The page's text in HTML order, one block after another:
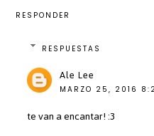
RESPONDER
RESPUESTAS
Ale Lee
MARZO 25, 2016
te van a encantar! :3